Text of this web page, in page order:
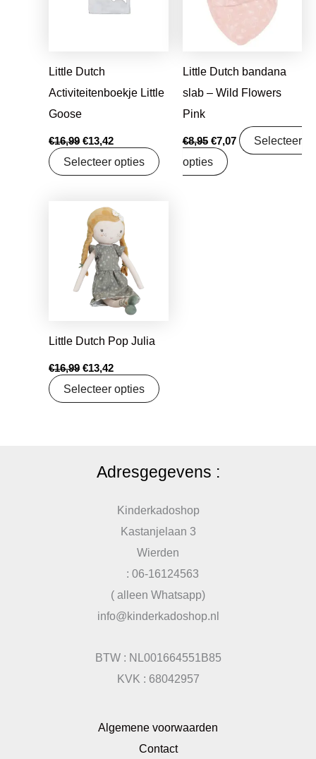
Little Dutch
Activiteitenboekje Little
Goose
€16,99 €13,42
Selecteer opties
Little Dutch bandana
slab – Wild Flowers
Pink
€8,95 €7,07
Selecteer
opties
Little Dutch Pop Julia
€16,99
Oorspronkelijke
prijs
was:
€16,99.
€13,42
Huidige
prijs
is:
€13,42.
Selecteer opties
Adresgegevens :
Kinderkadoshop
Kastanjelaan 3
Wierden
: 06-16124563
( alleen Whatsapp)
info@kinderkadoshop.nl
BTW : NL001664551B85
KVK : 68042957
Algemene voorwaarden
Contact